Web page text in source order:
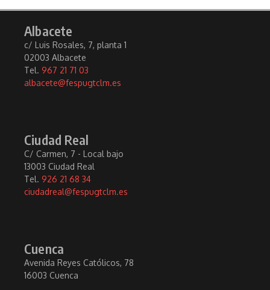
Albacete
c/ Luis Rosales, 7, planta 1
02003 Albacete
Tel. 967 21 71 03
albacete@fespugtclm.es
Ciudad Real
C/ Carmen, 7 - Local bajo
13003 Ciudad Real
Tel. 926 21 68 34
ciudadreal@fespugtclm.es
Cuenca
Avenida Reyes Católicos, 78
16003 Cuenca